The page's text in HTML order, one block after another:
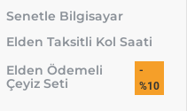
Senetle Bilgisayar
Elden Taksitli Kol Saati
Elden Ödemeli
Çeyiz Seti
-
%10